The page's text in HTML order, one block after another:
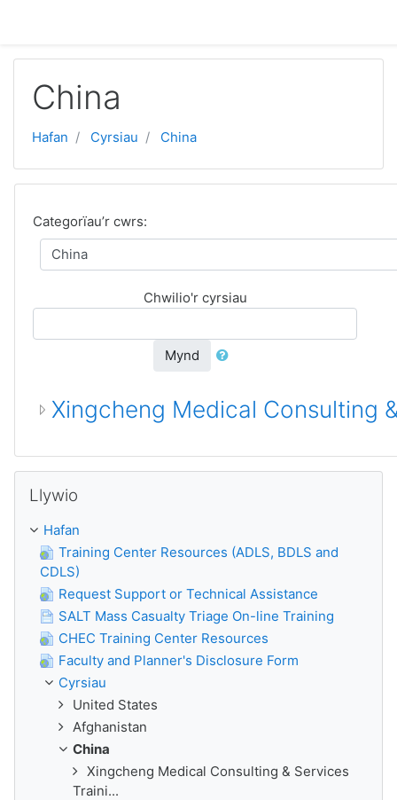
China
Hafan Cyrsiau China
Categorïau’r cwrs:
Chwilio'r cyrsiau
Mynd
Xingcheng Medical Consulting
Llywio
Hafan
Training Center Resources (ADLS, BDLS and
CDLS)
Request Support or Technical Assistance
SALT Mass Casualty Triage On-line Training
CHEC Training Center Resources
Faculty and Planner's Disclosure Form
Cyrsiau
United States
Afghanistan
China
Xingcheng Medical Consulting & Services
Traini...